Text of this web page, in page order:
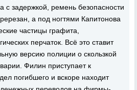
с задержкой, ремень безопасности
а под ногтями Капитонова
частицы графита,
перчаток. Всё это ставит
версию полиции о скользкой
Филин приступает к
погибшего и вскоре находит